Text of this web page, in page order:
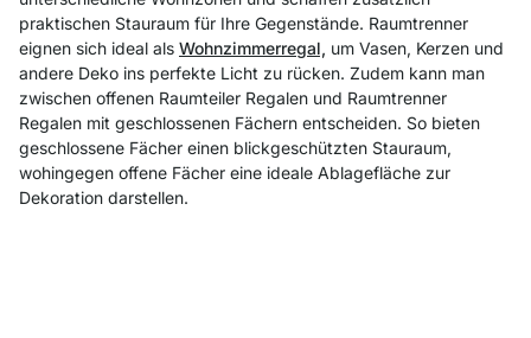
praktischen Stauraum für Ihre Gegenstände. Raumtrenner
eignen sich ideal als Wohnzimmerregal, um Vasen, Kerzen und
andere Deko ins perfekte Licht zu rücken. Zudem kann man
zwischen offenen Raumteiler Regalen und Raumtrenner
Regalen mit geschlossenen Fächern entscheiden. So bieten
geschlossene Fächer einen blickgeschützten Stauraum,
wohingegen offene Fächer eine ideale Ablagefläche zur
Dekoration darstellen.